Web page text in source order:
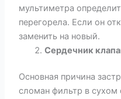
мультиметра
перегорела. Если он
заменить на новый.
Сердечник
Основная причина
сломан фильтр в сухом